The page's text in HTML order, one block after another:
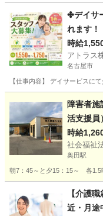
介護
✤デイサ
れます！
時給
アトラス
名古屋市
【仕事内容】 デイサービスに
介護
障害者
活支援員）
時給
社会福祉
奥田駅
朝7：45～と夕15：15～ 各1.5
奥田駅
【介護
近・月途